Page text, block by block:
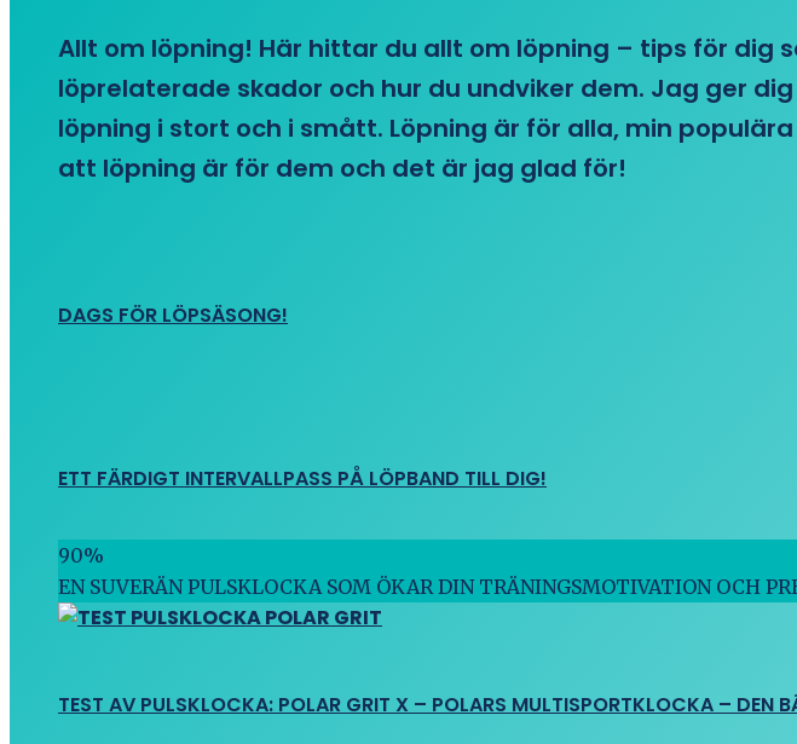
Allt om löpning! Här hittar du allt om löpning – tips för dig
löprelaterade skador och hur du undviker dem. Jag ger
löpning i stort och i smått. Löpning är för alla, min
att löpning är för dem och det är jag glad för!
DAGS FÖR LÖPSÄSONG!
ETT FÄRDIGT INTERVALLPASS PÅ LÖPBAND TILL DIG!
90%
EN SUVERÄN PULSKLOCKA SOM ÖKAR DIN TRÄNINGSMOTIVATION OCH
TEST AV PULSKLOCKA: POLAR GRIT X – POLARS MULTISPORTKLOCKA – DEN